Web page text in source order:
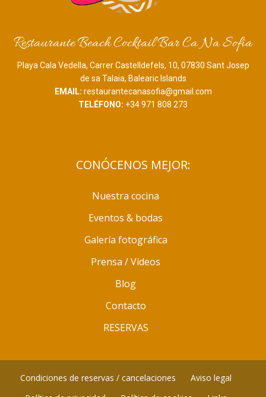
Restaurante Beach Cocktail Bar Ca Na Sofia
Playa Cala Vedella, Carrer Castelldefels, 10, 07830 Sant Josep
de sa Talaia, Balearic Islands
EMAIL: restaurantecanasofia@gmail.com
TELÉFONO: +34 971 808 273
CONÓCENOS MEJOR:
Nuestra cocina
Eventos & bodas
Galería fotográfica
Prensa / Vídeos
Blog
Contacto
RESERVAS
Condiciones de reservas / cancelaciones
Aviso legal
¿Quieres realizar una reserva?